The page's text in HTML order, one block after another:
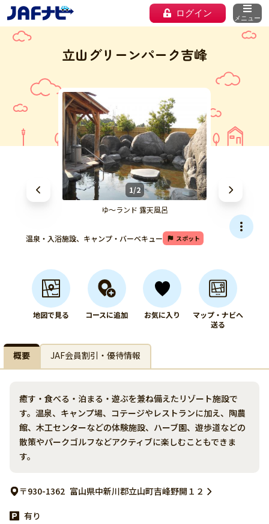
ログイン メニュー
立山グリーンパーク吉峰
1/2
ゆ～ランド 露天風呂
温泉・入浴施設、キャンプ・バーベキュー スポット
地図で見る コースに追加 お気に入り
マップ・ナビへ
送る
概要 JAF会員割引・優待情報
癒す・食べる・泊まる・遊ぶを兼ね備えたリゾート施設で
す。温泉、キャンプ場、コテージやレストランに加え、陶農
館、木工センターなどの体験施設、ハーブ園、遊歩道などの
散策やパークゴルフなどアクティブに楽しむこともできま
す。
〒930-1362 富山県中新川郡立山町吉峰野開１２
有り